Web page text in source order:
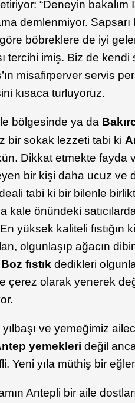
“Deneyin bakalım
demlenmiyor.
böbreklere de iyi
tercihi imiş. Biz de kendi
misafirperver servis
kısaca turluyoruz.
bölgesinde ya da
bir sokak lezzeti tabi ki
Dikkat etmekte fayda
bir kişi daha ucuz ve
tabi ki bir bilenle
kale önündeki
yüksek kaliteli fıstığın
olgunlaşıp ağacın
Boz fıstık dedikleri
çerez olarak yenerek
yılbaşı ve yemeğimiz
yemekleri değil
Yeni yıla müthiş bir
Antepli bir aile